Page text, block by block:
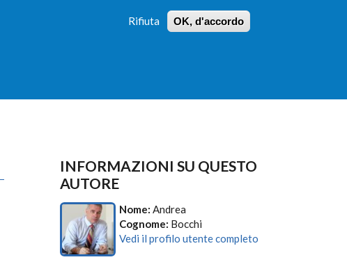
Rifiuta OK, d'accordo
RICERCA
INFORMAZIONI SU QUESTO
AUTORE
Nome: Andrea
Cognome: Bocchi
Vedi il profilo utente completo